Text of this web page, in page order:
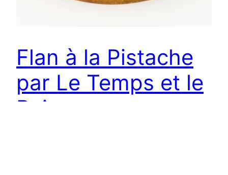
Flan à la Pistache
par Le Temps et le
Pain